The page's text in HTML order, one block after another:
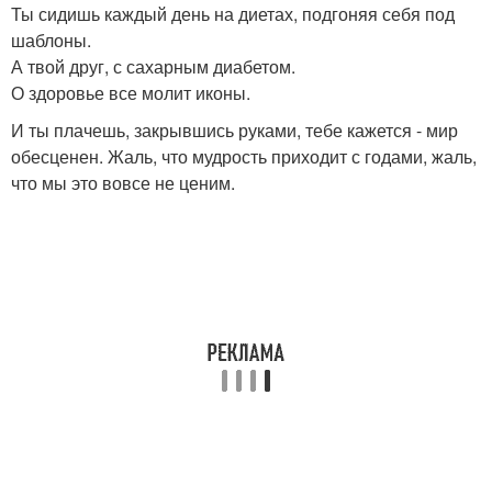
Ты сидишь каждый день на диетах, подгоняя себя под
шаблоны.
А твой друг, с сахарным диабетом.
О здоровье все молит иконы.
И ты плачешь, закрывшись руками, тебе кажется - мир
обесценен. Жаль, что мудрость приходит с годами, жаль,
что мы это вовсе не ценим.